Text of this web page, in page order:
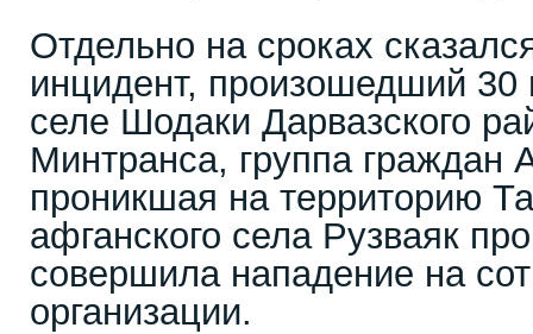
Отдельно на сроках
инцидент, произошедший 30
селе Шодаки Дарвазского
Минтранса, группа граждан
проникшая на территорию
афганского села Рузваяк
совершила нападение на
организации.